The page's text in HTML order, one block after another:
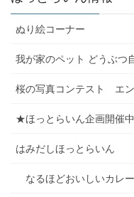
ぬり絵コーナー
我が家のペット どうぶつ
桜の写真コンテスト エ
★ほっとらいん企画開催
はみだしほっとらいん
なるほどおいしいカレ